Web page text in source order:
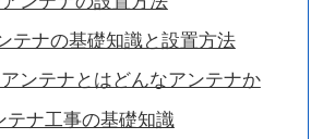
テナの基礎知識と設置方法
ンテナとはどんなアンテナか
テナ工事の基礎知識